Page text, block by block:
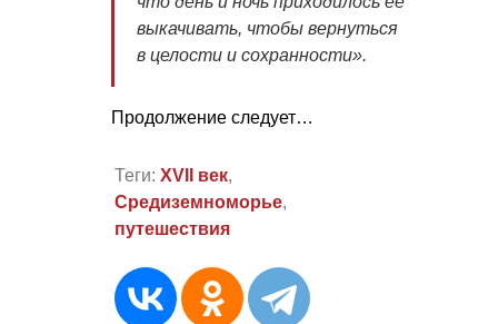
выкачивать, чтобы вернуться
в целости и сохранности».
Продолжение следует…
Теги: XVII век,
Средиземноморье,
путешествия